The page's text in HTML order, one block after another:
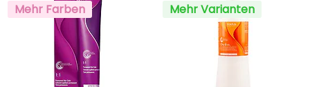
Mehr Farben Mehr Varianten